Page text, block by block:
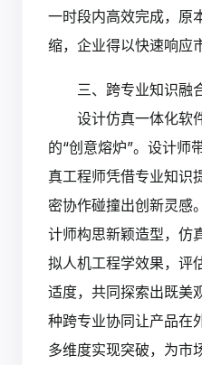
一时段内高效完成，原
缩，企业得以快速响应
三、跨专业知识融
设计仿真一体化软
的“创意熔炉”。设计师
真工程师凭借专业知识
密协作碰撞出创新灵感
计师构思新颖造型，仿
拟人机工程学效果，评
适度，共同探索出既美
种跨专业协同让产品在
多维度实现突破，为市